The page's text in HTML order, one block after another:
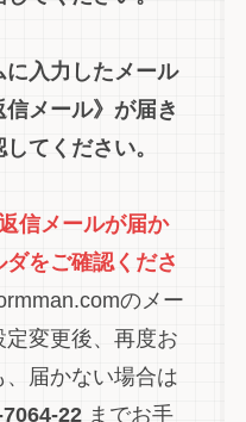
入力したメール
メール》が届き
てください。
信メールが届か
をご確認くださ
のメー
変更後、再度お
届かない場合は
22までお手